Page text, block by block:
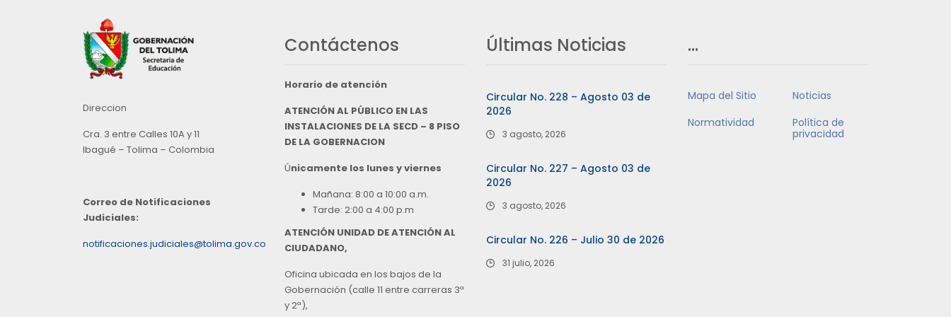
Direccion
Cra. 3 entre Calles 10A y 11
Ibagué – Tolima – Colombia
Correo de Notificaciones
Judiciales:
notificaciones.judiciales@tolima.gov.co
Contáctenos
Horario de atención
ATENCIÓN AL PÚBLICO EN LAS
INSTALACIONES DE LA SECD – 8 PISO
DE LA GOBERNACION
Únicamente los lunes y viernes
Mañana: 8:00 a 10:00 a.m.
Tarde: 2:00 a 4:00 p.m
ATENCIÓN UNIDAD DE ATENCIÓN AL
CIUDADANO,
Oficina ubicada en los bajos de la
Gobernación (calle 11 entre carreras 3ª
y 2ª),
Últimas Noticias
Circular No. 228 – Agosto 03 de
2026
3 agosto, 2026
Circular No. 227 – Agosto 03 de
2026
3 agosto, 2026
Circular No. 226 – Julio 30 de 2026
31 julio, 2026
…
Mapa del Sitio
Noticias
Normatividad
Política de
privacidad